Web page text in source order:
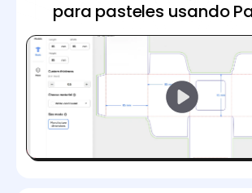
para pasteles usando